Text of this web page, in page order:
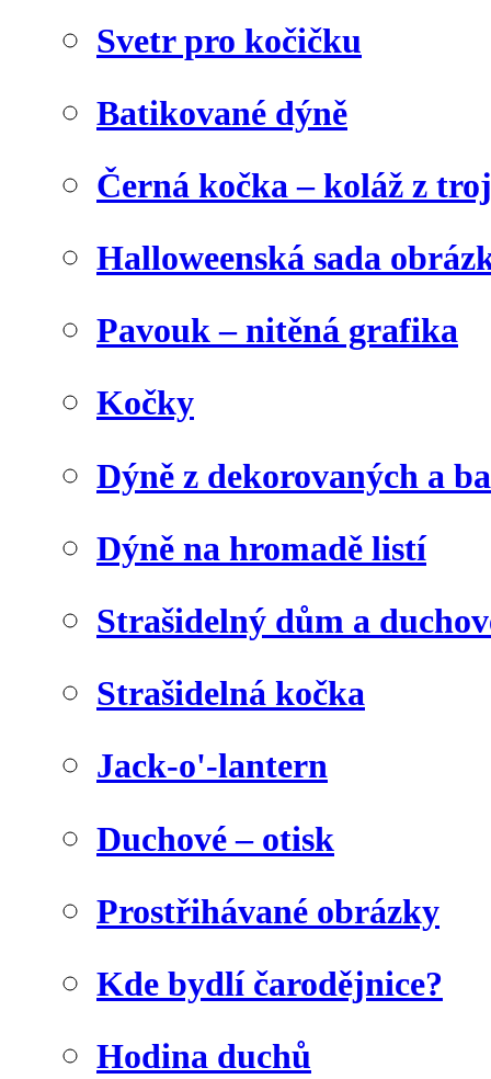
Svetr pro kočičku
Batikované dýně
Černá kočka – koláž z
Halloweenská sada
Pavouk – nitěná grafika
Kočky
Dýně z dekorovaných a
Dýně na hromadě listí
Strašidelný dům a
Strašidelná kočka
Jack-o'-lantern
Duchové – otisk
Prostřihávané obrázky
Kde bydlí čarodějnice?
Hodina duchů